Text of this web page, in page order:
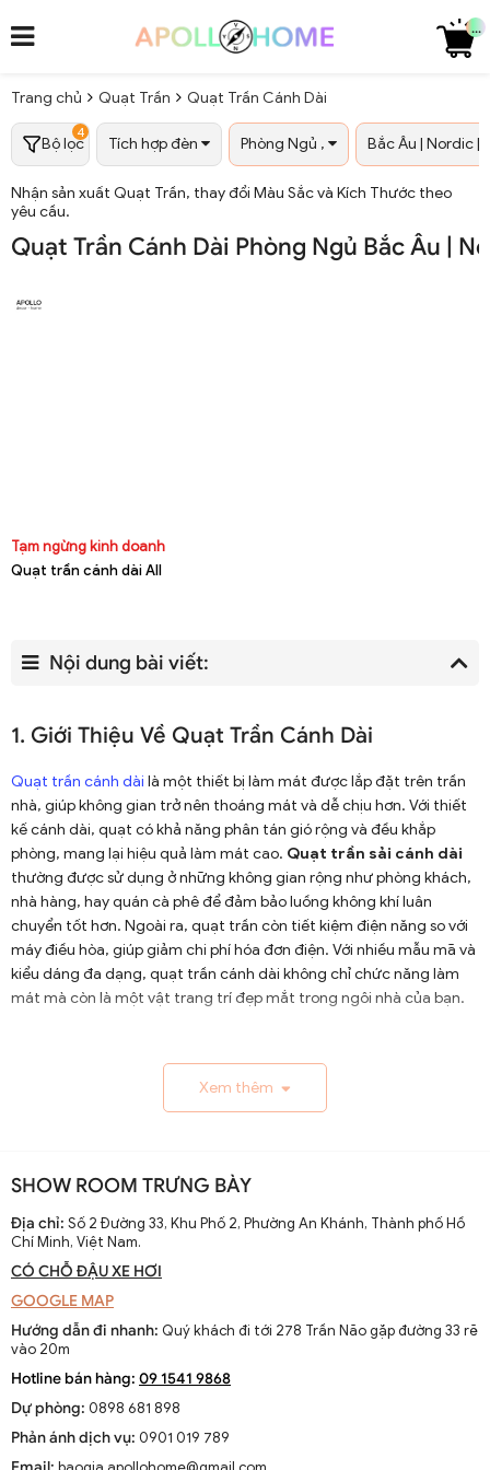
...
Trang chủ Quạt Trần Quạt Trần Cánh Dài
Bộ lọc
4
Tích hợp đèn Phòng Ngủ , Bắc Âu | Nordic |
Nhận sản xuất Quạt Trần, thay đổi Màu Sắc và Kích Thước theo
yêu cầu.
Quạt Trần Cánh Dài Phòng Ngủ Bắc Âu |
Tạm ngừng kinh doanh
Quạt trần cánh dài All
Nội dung bài viết:
1. Giới Thiệu Về Quạt Trần Cánh Dài
Quạt trần cánh dài là một thiết bị làm mát được lắp đặt trên trần
nhà, giúp không gian trở nên thoáng mát và dễ chịu hơn. Với thiết
kế cánh dài, quạt có khả năng phân tán gió rộng và đều khắp
phòng, mang lại hiệu quả làm mát cao. Quạt trần sải cánh dài
thường được sử dụng ở những không gian rộng như phòng khách,
nhà hàng, hay quán cà phê để đảm bảo luồng không khí luân
chuyển tốt hơn. Ngoài ra, quạt trần còn tiết kiệm điện năng so với
máy điều hòa, giúp giảm chi phí hóa đơn điện. Với nhiều mẫu mã và
kiểu dáng đa dạng, quạt trần cánh dài không chỉ chức năng làm
mát mà còn là một vật trang trí đẹp mắt trong ngôi nhà của bạn.
1.1. Lịch Sử và Sự Phát Triển
pháp thông gió hiệu quả ở các khu vực nhiệt đới. Ban đầu
được làm thủ công và chạy bằng điện từ pin, chúng
nhanh chóng phát triển với sự tiến bộ của công nghệ
điện.
Sự thay đổi và cải tiến qua các thập kỷ
tiến với thiết kế hiện đại, động cơ mạnh mẽ và khả năng
cứu để nâng cao hiệu suất và thẩm mỹ của sản phẩm.
Xu hướng hiện tại trên thị trường
Hiện nay, quạt trần cánh dài không chỉ là thiết bị làm mát
Xem thêm
SHOW ROOM TRƯNG BÀY
Địa chỉ: Số 2 Đường 33, Khu Phố 2, Phường An Khánh, Thành phố Hồ
Chí Minh, Việt Nam.
CÓ CHỖ ĐẬU XE HƠI
GOOGLE MAP
Hướng dẫn đi nhanh: Quý khách đi tới 278 Trần Não gặp đường 33 rẽ
vào 20m
Hotline bán hàng: 09 1541 9868
Dự phòng: 0898 681 898
Phản ánh dịch vụ: 0901 019 789